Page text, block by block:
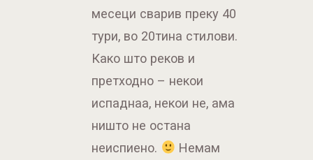
испаднаа, некои не, ама
ништо не остана
неиспиено.
Немам
особена желба да
развијам свој стил.
Сакам само да ги
усовршам тие неколку